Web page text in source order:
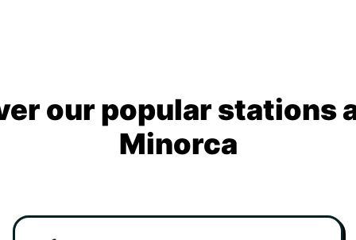
our popular stations
Minorca